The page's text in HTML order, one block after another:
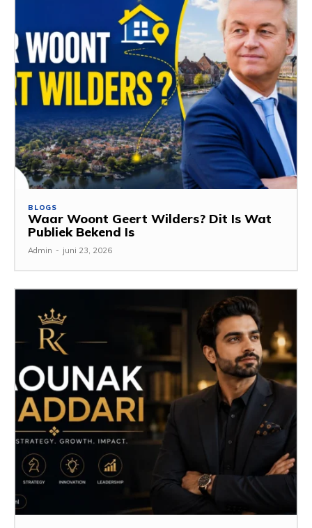
BLOGS
Waar Woont Geert Wilders? Dit Is Wat
Publiek Bekend Is
Admin - juni 23, 2026